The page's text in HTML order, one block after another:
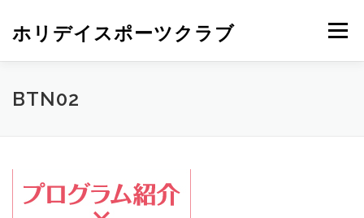
ホリデイスポーツクラブ メニュー
BTN02